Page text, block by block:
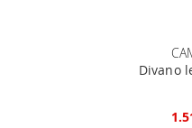
Divano